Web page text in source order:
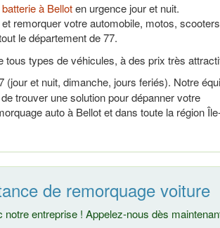
à Belloten urgence jour et nuit.
remorquer votre automobile, motos,
le département de 77.
types de véhicules, à des prix très
(jour et nuit, dimanche, jours feriés). Notre
trouver une solution pour dépanner votre
auto à Bellot et dans toute la région
de remorquage voiture
entreprise ! Appelez-nous dès